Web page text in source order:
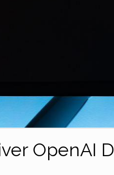
OpenAI